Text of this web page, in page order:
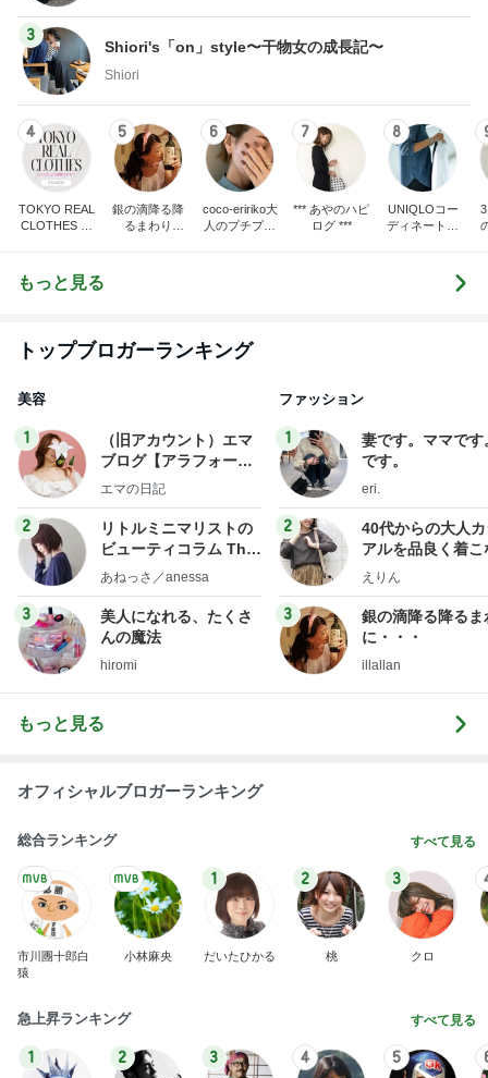
3
Shiori's「on」style〜干物女の成長記〜
Shiori
4
TOKYO REAL
CLOTHES 大
5
銀の滴降る降
るまわり
6
coco-eririko大
人のプチプラ
7
*** あやのハピ
ログ ***
8
UNIQLOコー
ディネート日
もっと見る
トップブロガーランキング
美容
1
（旧アカウント）エマ
ブログ【アラフォー会
社売却セカンドライ
エマの日記
2
リトルミニマリストの
ビューティコラム The
little minimalist's bea
あねっさ／anessa
3
美人になれる、たくさ
んの魔法
hiromi
ファッション
1
妻です。ママです
です。
eri.
2
40代からの大人
アルを品良く着こ
ファッションブロ
えりん
3
銀の滴降る降るま
に・・・
illallan
もっと見る
オフィシャルブロガーランキング
総合ランキング すべて見る
市川團十郎白
猿
小林麻央
1
だいたひかる
2
桃
3
クロ
急上昇ランキング すべて見る
1 2 3 4 5